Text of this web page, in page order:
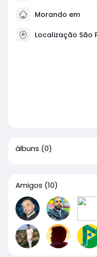
Morando em
Localização São
álbuns (0)
Amigos (10)